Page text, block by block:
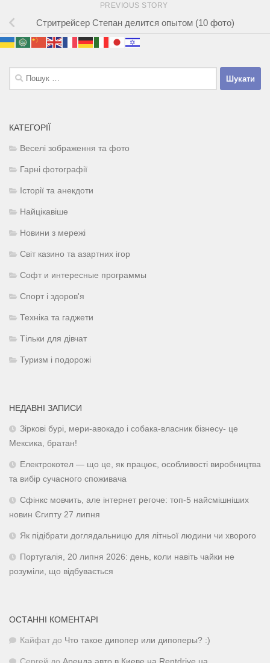
PREVIOUS STORY
Стритрейсер Степан делится опытом (10 фото)
Пошук:
КАТЕГОРІЇ
Веселі зображення та фото
Гарні фотографії
Історії та анекдоти
Найцікавіше
Новини з мережі
Світ казино та азартних ігор
Софт и интересные программы
Спорт і здоров'я
Техніка та гаджети
Тільки для дівчат
Туризм і подорожі
НЕДАВНІ ЗАПИСИ
Зіркові бурі, мери-авокадо і собака-власник бізнесу- це
Мексика, братан!
Електрокотел — що це, як працює, особливості виробництва
та вибір сучасного споживача
Сфінкс мовчить, але інтернет регоче: топ-5 найсмішніших
новин Єгипту 27 липня
Як підібрати доглядальницю для літньої людини чи хворого
Португалія, 20 липня 2026: день, коли навіть чайки не
розуміли, що відбувається
ОСТАННІ КОМЕНТАРІ
Кайфат до Что такое дипопер или дипоперы? :)